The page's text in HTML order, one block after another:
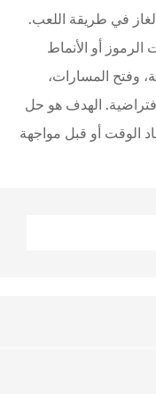
في طريقة اللعب.
أو الأنماط
وفتح المسارات،
الهدف هو حل
الوقت أو قبل مواجهة